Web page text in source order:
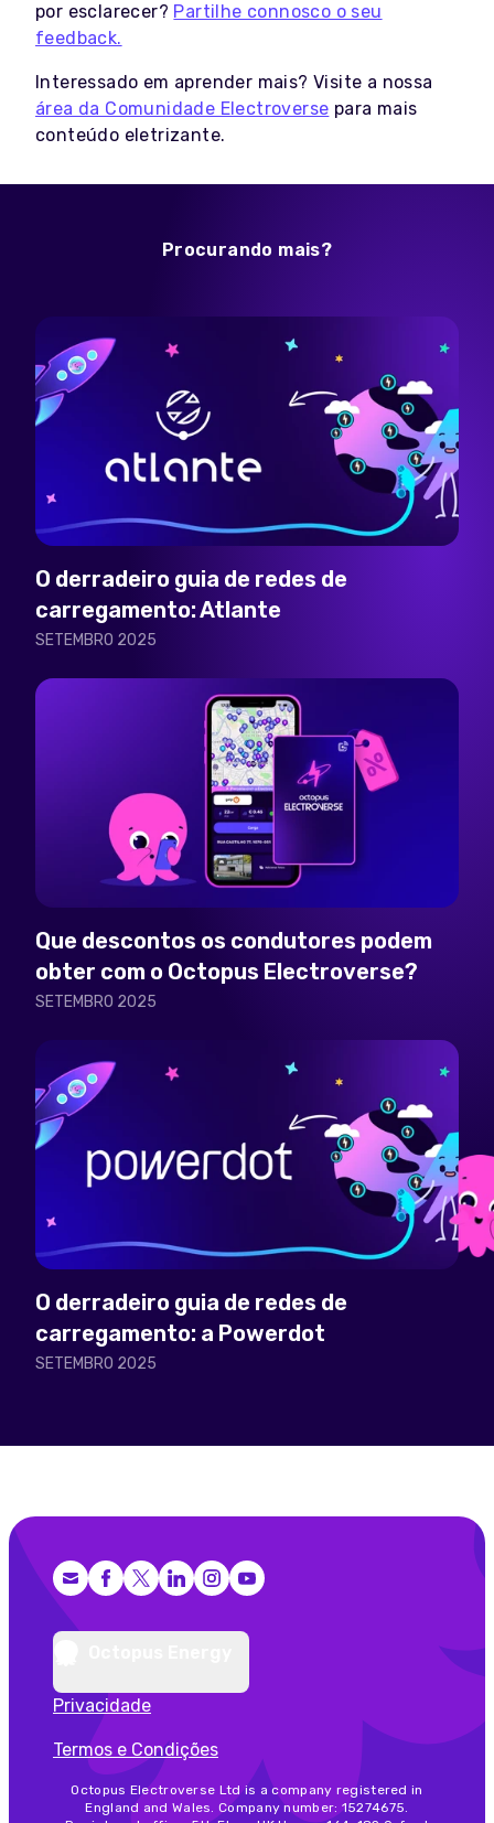
por esclarecer? Partilhe connosco o seu
feedback.
Interessado em aprender mais? Visite a nossa
área da Comunidade Electroverse para mais
conteúdo eletrizante.
Procurando mais?
O derradeiro guia de redes de
carregamento: Atlante
SETEMBRO 2025
Que descontos os condutores podem
obter com o Octopus Electroverse?
SETEMBRO 2025
O derradeiro guia de redes de
carregamento: a Powerdot
SETEMBRO 2025
Facebook
X (Twitter)
LinkedInInstagram
YouTube
Privacidade
Termos e Condições
Octopus Electroverse Ltd is a company registered in
England and Wales. Company number: 15274675.